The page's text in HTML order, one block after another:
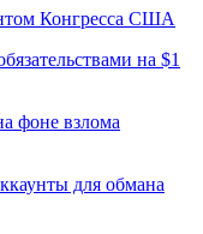
Конгресса США
на $1
фоне взлома
для обмана